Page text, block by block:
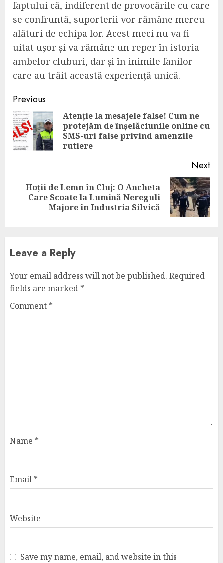
faptului că, indiferent de provocările cu care
se confruntă, suporterii vor rămâne mereu
alături de echipa lor. Acest meci nu va fi
uitat ușor și va rămâne un reper în istoria
ambelor cluburi, dar și în inimile fanilor
care au trăit această experiență unică.
Continue
Reading
Previous
Atenție la mesajele false! Cum ne
protejăm de înșelăciunile online cu
SMS-uri false privind amenzile
rutiere
Next
Next
Hoții de Lemn în Cluj: O Ancheta
Care Scoate la Lumină Nereguli
Majore în Industria Silvică
Leave a Reply
Your email address will not be published. Required
fields are marked *
Comment *
Name *
Email *
Website
Save my name, email, and website in this